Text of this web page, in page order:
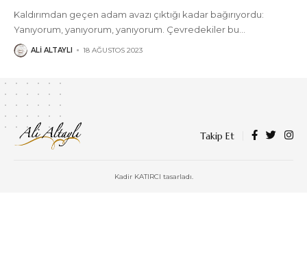
Kaldırımdan geçen adam avazı çıktığı kadar bağırıyordu:
Yanıyorum, yanıyorum, yanıyorum. Çevredekiler bu
ALI ALTAYLI 18 AĞUSTOS 2023
Takip Et
Kadir KATIRCI tasarladı.